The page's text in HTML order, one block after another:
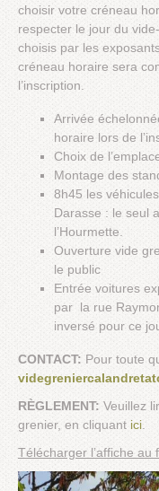
choisir votre créneau
respecter le jour du
choisis par les
créneau horaire sera
l’inscription.
Arrivée
horaire lors de
Choix de
Montage des
8h45 les
Darasse : le seul
l’Hourmette.
Ouverture vide
le public
Entrée voitures
par la rue
inversé pour ce
CONTACT: Pour toute
RÈGLEMENT: Veuillez
grenier, en cliquant ici
Télécharger l’affiche au